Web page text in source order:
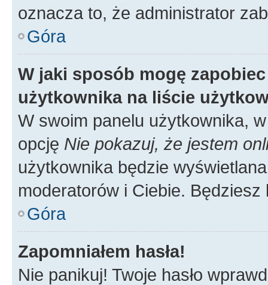
oznacza to, że administrator
Góra
W jaki sposób mogę
użytkownika na liście
W swoim panelu użytkownika,
opcję Nie pokazuj, że jestem
użytkownika będzie
moderatorów i Ciebie.
Góra
Zapomniałem hasła!
Nie panikuj! Twoje hasło